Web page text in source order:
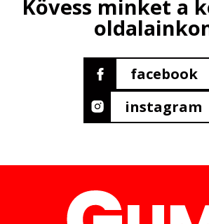
Kövess minket a
facebook
instagram